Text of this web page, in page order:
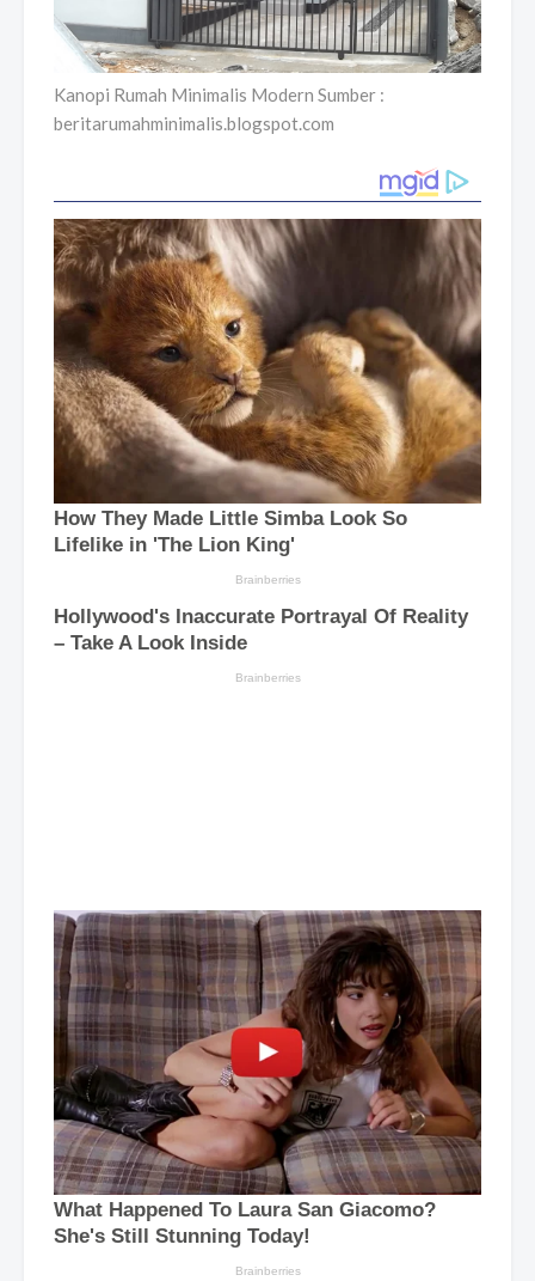
Kanopi Rumah Minimalis Modern Sumber :
beritarumahminimalis.blogspot.com